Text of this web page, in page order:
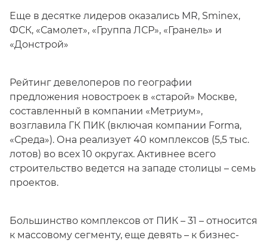
Еще в десятке лидеров оказались MR, Sminex,
ФСК, «Самолет», «Группа ЛСР», «Гранель» и
«Донстрой»
Рейтинг девелоперов по географии
предложения новостроек в «старой» Москве,
составленный в компании «Метриум»,
возглавила ГК ПИК (включая компании Forma,
«Среда»). Она реализует 40 комплексов (5,5 тыс.
лотов) во всех 10 округах. Активнее всего
строительство ведется на западе столицы – семь
проектов.
Большинство комплексов от ПИК – 31 – относится
к массовому сегменту, еще девять – к бизнес-